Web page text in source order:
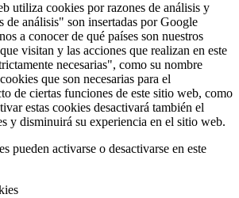
utiliza cookies por razones de análisis y
de análisis" son insertadas por Google
a conocer de qué países son nuestros
visitan y las acciones que realizan en este
necesarias", como su nombre
que son necesarias para el
de ciertas funciones de este sitio web, como
estas cookies desactivará también el
y disminuirá su experiencia en el sitio web.
pueden activarse o desactivarse en este